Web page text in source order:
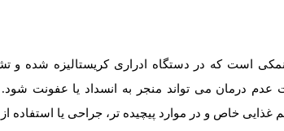
است که در دستگاه ادراری کریستالیزه شده و
عدم درمان می تواند منجر به انسداد یا عفونت
خاص و در موارد پیچیده تر، جراحی یا استفاده